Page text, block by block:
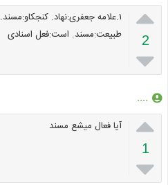

2

۱.علامه جعفری:نهاد.
طبیعت:مسند. است:فعل اسنادی
....

1

آیا فعال میشع مسند